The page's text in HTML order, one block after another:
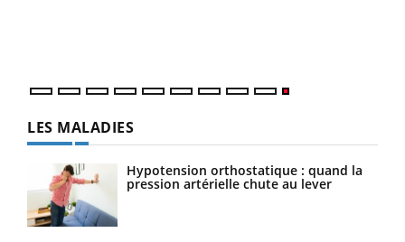
LES MALADIES
Hypotension orthostatique : quand la
pression artérielle chute au lever